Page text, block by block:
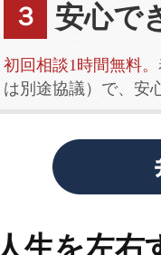
３ 安心で
初回相談1時間無料。
は別途協議）で、安
人生を左右